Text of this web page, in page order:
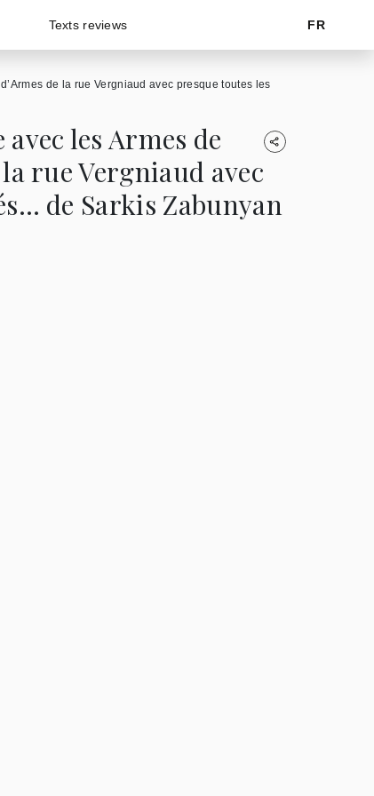
Texts reviews FR
de la rue Vergniaud avec presque toutes les
les Armes de
rue Vergniaud avec
de Sarkis Zabunyan